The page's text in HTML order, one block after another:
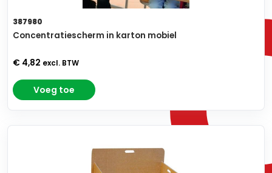
387980
Concentratiescherm in karton mobiel
€ 4,82 excl. BTW
Voeg toe